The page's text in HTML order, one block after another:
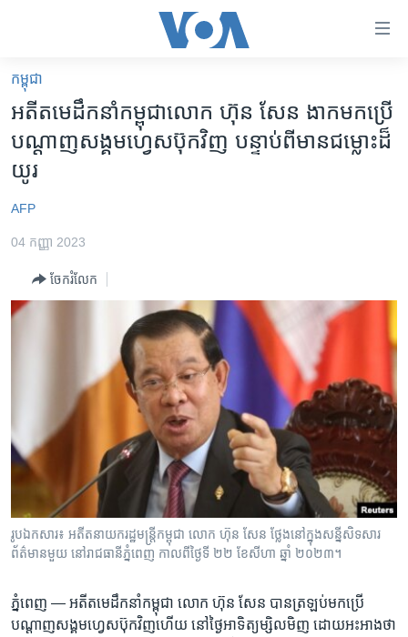
គេហទំព័រ​
ទាក់ទង
និង​
ចូល​
ទំព័រ​
ព័ត៌មាន​​
រំលង​
និង​
សម្ព័ន្ធ​
រំលង​
ទៅ​
កាន់​
ទំព័រ​
រក
កម្ពុជា
ព្រឹត្តិការណ៍ព័ត៌មាន
កម្មវិធីទាំងអស់
Khmer English
បណ្តាញ​សង្គម
កម្ពុជា
អតីត​មេដឹកនាំ​កម្ពុជា​​លោក​ ហ៊ុន​ សែន​ ងាក​មក​ប្រើ​
បណ្តាញ​សង្គម​ហ្វេសប៊ុក​វិញ​ ​បន្ទាប់​ពី​មាន​ជម្លោះ​ដ៏​
យូរ
AFP
04 កញ្ញា 2023
ចែករំលែក
រូបឯកសារ៖ អតីតនាយករដ្ឋមន្ត្រីកម្ពុជា លោក ហ៊ុន សែន ថ្លែងនៅក្នុងសន្នីសិទសារ
ព័ត៌មានមួយ នៅរាជធានីភ្នំពេញ កាលពីថ្ងៃទី ២២ ខែសីហា ឆ្នាំ ២០២៣។
ភ្នំពេញ — អតីត​មេដឹកនាំ​កម្ពុជា​ លោក ​ហ៊ុន​ សែន​ បាន​ត្រឡប់​មក​ប្រើ​
បណ្ដាញសង្គម​ហ្វេសប៊ុក​វិញ​ហើយ​ នៅ​ថ្ងៃ​អាទិត្យ​ម្សិលមិញ​ ដោយ​អះអាង​ថា​